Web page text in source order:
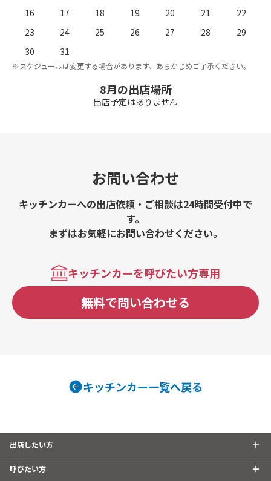
16
17 18 19 20 21
22
23
24 25 26 27 28
29
30
31
※スケジュールは変更する場合があります、あらかじめご了承ください。
8月の出店場所
出店予定はありません
お問い合わせ
キッチンカーへの出店依頼・ご相談は24時間受付中で
す。
まずはお気軽にお問い合わせください。
キッチンカーを呼びたい方専用
無料で問い合わせる
キッチンカー一覧へ戻る
出店したい方
呼びたい方